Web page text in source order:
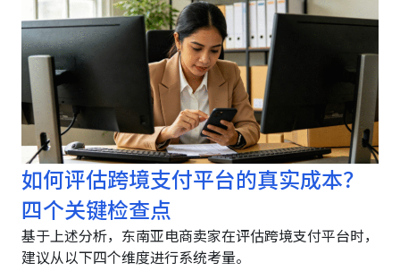
如何评估跨境支付平台的真实成本？
四个关键检查点
基于上述分析，东南亚电商卖家在评估跨境支付平台时，
建议从以下四个维度进行系统考量。